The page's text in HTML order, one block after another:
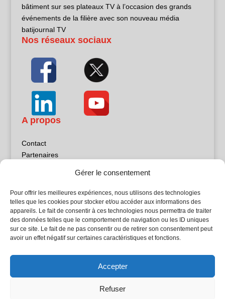
Gérer le consentement
Pour offrir les meilleures expériences, nous utilisons des technologies
telles que les cookies pour stocker et/ou accéder aux informations des
appareils. Le fait de consentir à ces technologies nous permettra de traiter
des données telles que le comportement de navigation ou les ID uniques
sur ce site. Le fait de ne pas consentir ou de retirer son consentement peut
avoir un effet négatif sur certaines caractéristiques et fonctions.
Accepter
Refuser
bâtiment sur ses plateaux TV à l’occasion des grands
événements de la filière avec son nouveau média
batijournal TV
Nos réseaux sociaux
A propos
Contact
Partenaires
Politique de confidentialité
Sites partenaires
5Façades
Atrium Patrimoine
L'Atelier Bois